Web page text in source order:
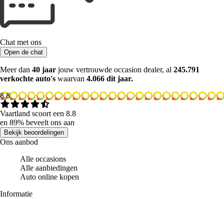
Chat met ons
Open de chat
Meer dan 40 jaar jouw vertrouwde occasion dealer, al 245.791
verkochte auto's waarvan 4.066 dit jaar.
8.8
Vaartland scoort een 8.8
en 89% beveelt ons aan
Bekijk beoordelingen
Ons aanbod
Alle occasions
Alle aanbiedingen
Auto online kopen
Informatie